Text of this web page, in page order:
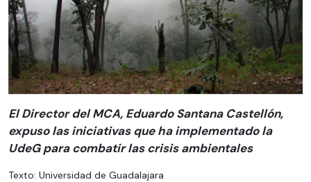
El Director del MCA, Eduardo Santana Castellón,
expuso las iniciativas que ha implementado la
UdeG para combatir las crisis ambientales
Texto: Universidad de Guadalajara